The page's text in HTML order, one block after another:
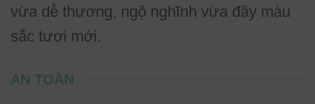
vừa dễ thương, ngộ nghĩnh vừa đầy màu
sắc tươi mới.
AN TOÀN